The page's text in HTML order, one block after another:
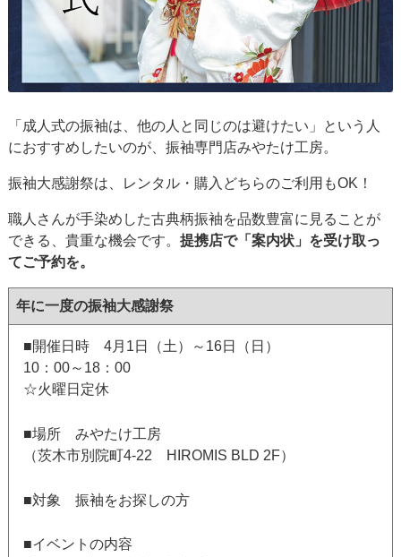
「成人式の振袖は、他の人と同じのは避けたい」という人
におすすめしたいのが、振袖専門店みやたけ工房。
振袖大感謝祭は、レンタル・購入どちらのご利用もOK！
職人さんが手染めした古典柄振袖を品数豊富に見ることが
できる、貴重な機会です。提携店で「案内状」を受け取っ
てご予約を。
年に一度の振袖大感謝祭
■開催日時 4月1日（土）～16日（日）
10：00～18：00
☆火曜日定休
■場所 みやたけ工房
（茨木市別院町4-22 HIROMIS BLD 2F）
■対象 振袖をお探しの方
■イベントの内容